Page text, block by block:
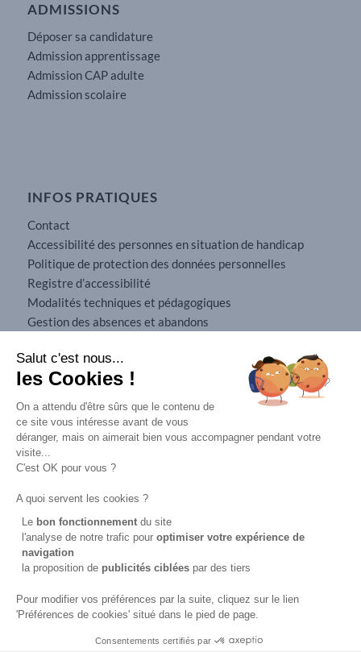
Salut c'est nous...
les Cookies !
On a attendu d'être sûrs que le contenu de
ce site vous intéresse avant de vous
déranger, mais on aimerait bien vous accompagner pendant votre
visite...
C'est OK pour vous ?
A quoi servent les cookies ?
Le bon fonctionnement du site
l'analyse de notre trafic pour optimiser votre expérience de
navigation
la proposition de publicités ciblées par des tiers
Pour modifier vos préférences par la suite, cliquez sur le lien
'Préférences de cookies' situé dans le pied de page.
Consentements certifiés par
ADMISSIONS
Déposer sa candidature
Admission apprentissage
Admission CAP adulte
Admission scolaire
INFOS PRATIQUES
Contact
Accessibilité des personnes en situation de handicap
Politique de protection des données personnelles
Registre d’accessibilité
Modalités techniques et pédagogiques
Gestion des absences et abandons
Mobilité internationale
Mentions légales
94100 ST MAUR DES FOSSÉS
01 48 89 71 71